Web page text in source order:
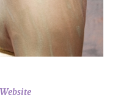
Website